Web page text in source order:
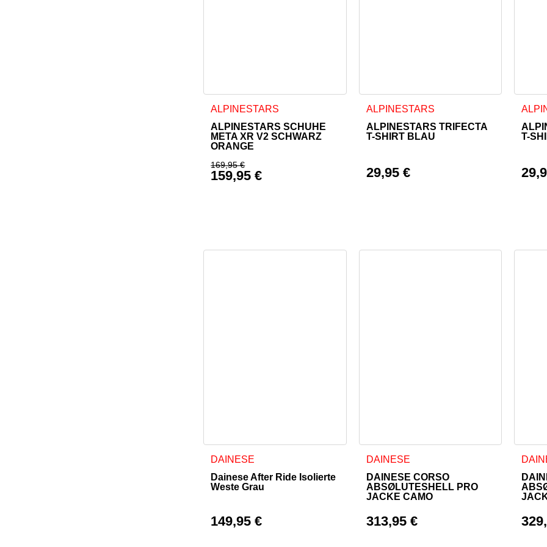
ALPINESTARS
ALPINESTARS SCHUHE
META XR V2 SCHWARZ
ORANGE
169,95€
Ursprünglicher Preis war: 169,95 €
159,95€
Dieses Produkt weist mehrere Varianten auf. Die Optionen können auf der
ALPINESTARS
ALPINESTARS TRIFECTA
T-SHIRT BLAU
29,95 €
Dieses Produkt weist mehrere Varianten
T-
DAINESE
Dainese After Ride Isolierte
Weste Grau
149,95€
Dieses Produkt weist mehrere Varianten auf. Die Optionen können auf der
DAINESE
DAINESE CORSO
ABSØLUTESHELL PRO
JACKE CAMO
313,95 €
Dieses Produkt weist mehrere Varianten